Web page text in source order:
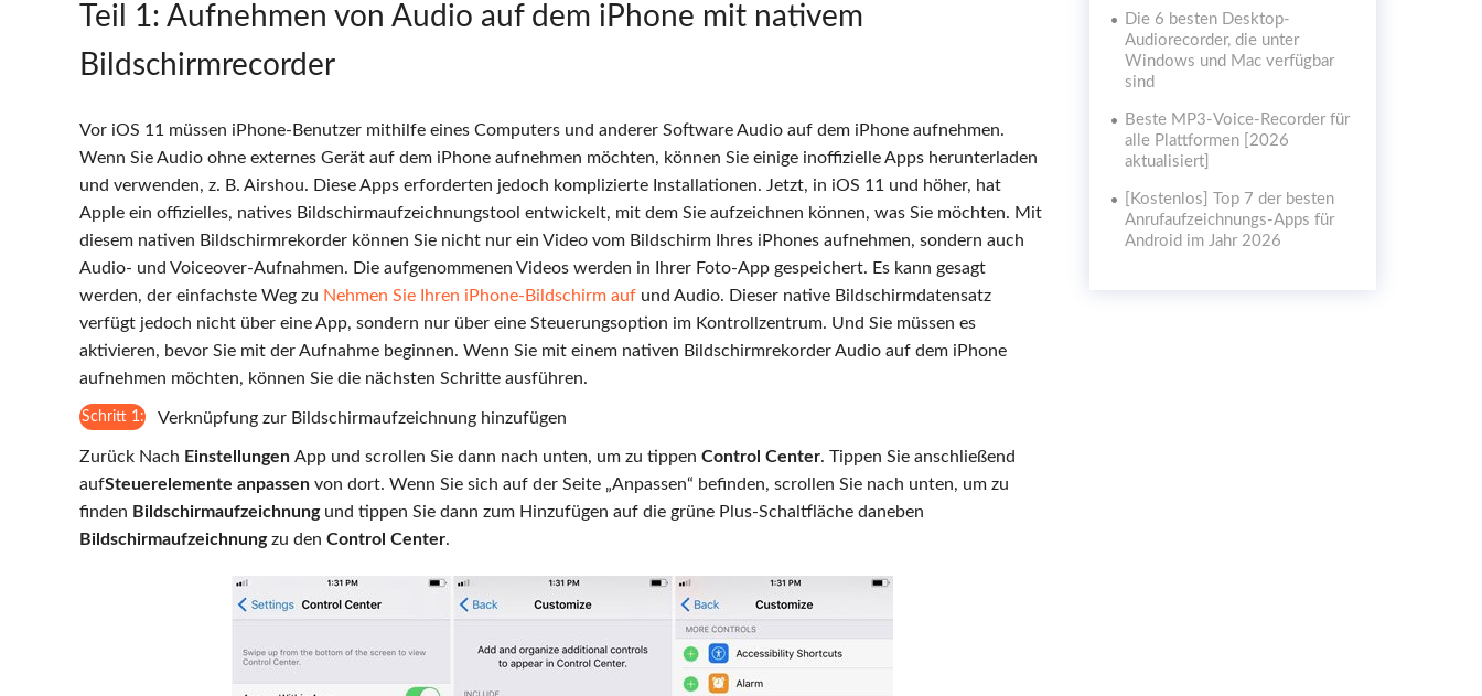
Teil 1: Aufnehmen von Audio auf dem iPhone mit nativem
Bildschirmrecorder
Vor iOS 11 müssen iPhone-Benutzer mithilfe eines Computers und anderer Software Audio auf dem iPhone aufnehmen.
Wenn Sie Audio ohne externes Gerät auf dem iPhone aufnehmen möchten, können Sie einige inoffizielle Apps herunterladen
und verwenden, z. B. Airshou. Diese Apps erforderten jedoch komplizierte Installationen. Jetzt, in iOS 11 und höher, hat
Apple ein offizielles, natives Bildschirmaufzeichnungstool entwickelt, mit dem Sie aufzeichnen können, was Sie möchten. Mit
diesem nativen Bildschirmrekorder können Sie nicht nur ein Video vom Bildschirm Ihres iPhones aufnehmen, sondern auch
Audio- und Voiceover-Aufnahmen. Die aufgenommenen Videos werden in Ihrer Foto-App gespeichert. Es kann gesagt
werden, der einfachste Weg zu Nehmen Sie Ihren iPhone-Bildschirm auf und Audio. Dieser native Bildschirmdatensatz
verfügt jedoch nicht über eine App, sondern nur über eine Steuerungsoption im Kontrollzentrum. Und Sie müssen es
aktivieren, bevor Sie mit der Aufnahme beginnen. Wenn Sie mit einem nativen Bildschirmrekorder Audio auf dem iPhone
aufnehmen möchten, können Sie die nächsten Schritte ausführen.
Schritt 1: Verknüpfung zur Bildschirmaufzeichnung hinzufügen
Zurück Nach Einstellungen App und scrollen Sie dann nach unten, um zu tippen Control Center. Tippen Sie anschließend
aufSteuerelemente anpassen von dort. Wenn Sie sich auf der Seite „Anpassen“ befinden, scrollen Sie nach unten, um zu
finden Bildschirmaufzeichnungund tippen Sie dann zum Hinzufügen auf die grüne Plus-Schaltfläche daneben
Bildschirmaufzeichnungzu den Control Center.
Die 6 besten Desktop-
Audiorecorder, die unter
Windows und Mac verfügbar
sind
Beste MP3-Voice-Recorder für
alle Plattformen [2026
aktualisiert]
[Kostenlos] Top 7 der besten
Anrufaufzeichnungs-Apps für
Android im Jahr 2026